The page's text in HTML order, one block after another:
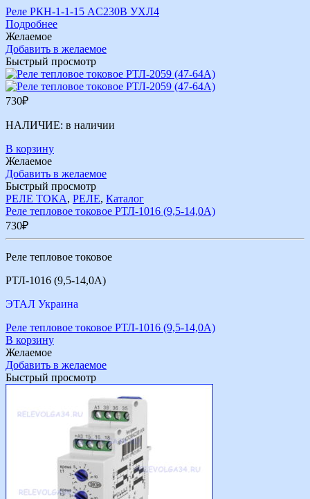
Реле РКН-1-1-15 AC230В УХЛ4
Подробнее
Желаемое
Добавить в желаемое
Быстрый просмотр
730₽
НАЛИЧИЕ: в наличии
В корзину
Желаемое
Добавить в желаемое
Быстрый просмотр
РЕЛЕ ТОКА, РЕЛЕ, Каталог
Реле тепловое токовое РТЛ-1016 (9,5-14,0А)
730₽
Реле тепловое токовое
РТЛ-1016 (9,5-14,0А)
ЭТАЛ Украина
Реле тепловое токовое РТЛ-1016 (9,5-14,0А)
В корзину
Желаемое
Добавить в желаемое
Быстрый просмотр